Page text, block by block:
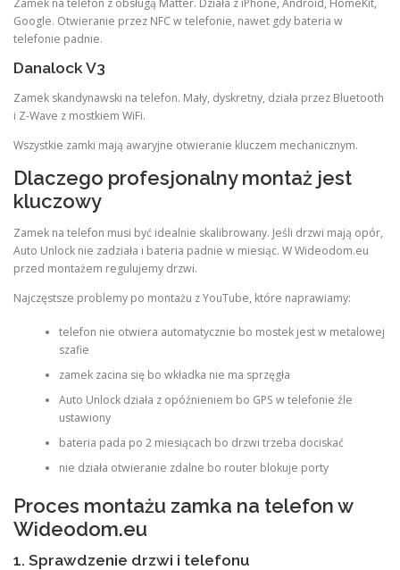
Zamek na telefon z obsługą Matter. Działa z iPhone, Android, HomeKit,
Google. Otwieranie przez NFC w telefonie, nawet gdy bateria w
telefonie padnie.
Danalock V3
Zamek skandynawski na telefon. Mały, dyskretny, działa przez Bluetooth
i Z-Wave z mostkiem WiFi.
Wszystkie zamki mają awaryjne otwieranie kluczem mechanicznym.
Dlaczego profesjonalny montaż jest
kluczowy
Zamek na telefon musi być idealnie skalibrowany. Jeśli drzwi mają opór,
Auto Unlock nie zadziała i bateria padnie w miesiąc. W Wideodom.eu
przed montażem regulujemy drzwi.
Najczęstsze problemy po montażu z YouTube, które naprawiamy:
telefon nie otwiera automatycznie bo mostek jest w metalowej
szafie
zamek zacina się bo wkładka nie ma sprzęgła
Auto Unlock działa z opóźnieniem bo GPS w telefonie źle
ustawiony
bateria pada po 2 miesiącach bo drzwi trzeba dociskać
nie działa otwieranie zdalne bo router blokuje porty
Proces montażu zamka na telefon w
Wideodom.eu
1. Sprawdzenie drzwi i telefonu